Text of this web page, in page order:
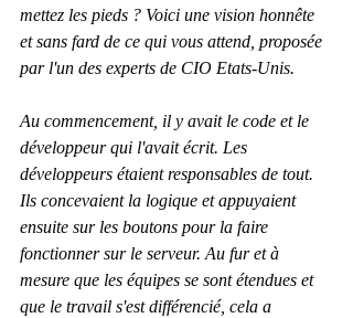
mettez les pieds ? Voici une vision honnête
et sans fard de ce qui vous attend, proposée
par l'un des experts de CIO Etats-Unis.
Au commencement, il y avait le code et le
développeur qui l'avait écrit. Les
développeurs étaient responsables de tout.
Ils concevaient la logique et appuyaient
ensuite sur les boutons pour la faire
fonctionner sur le serveur. Au fur et à
mesure que les équipes se sont étendues et
que le travail s'est différencié, cela a